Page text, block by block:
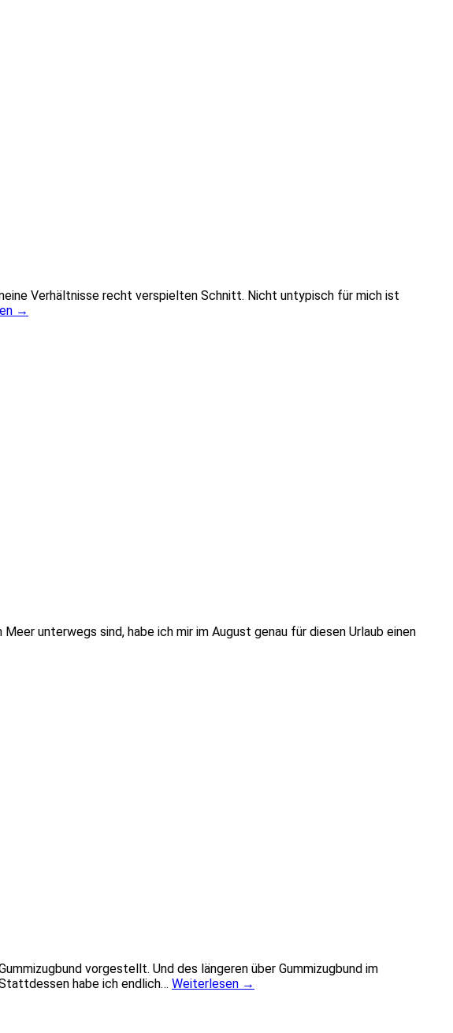
Verhältnisse recht verspielten Schnitt. Nicht untypisch für mich ist
→
unterwegs sind, habe ich mir im August genau für diesen Urlaub einen
vorgestellt. Und des längeren über Gummizugbund im
habe ich endlich… Weiterlesen →